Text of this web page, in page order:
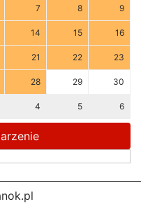
7 8 9
14 15 16
21 22 23
28 29 30
4 5 6